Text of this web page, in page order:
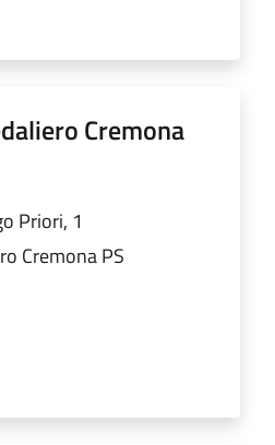
Cremona
Priori, 1
Cremona PS